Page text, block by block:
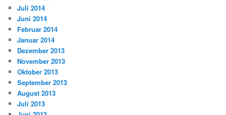
Juli 2014
Juni 2014
Februar 2014
Januar 2014
Dezember 2013
November 2013
Oktober 2013
September 2013
August 2013
Juli 2013